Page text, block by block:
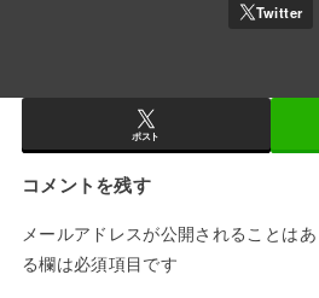
ポスト
コメントを残す
メールアドレスが公開されることはあ
る欄は必須項目です